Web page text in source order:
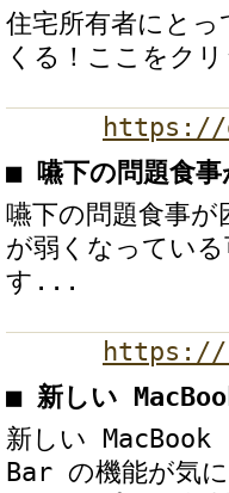
住宅所有者にと
くる！ここをク
https://
■ 嚥下の問題食事
嚥下の問題食事
が弱くなってい
す...
https://
■ 新しい
新しい MacBook
Bar の機能が気